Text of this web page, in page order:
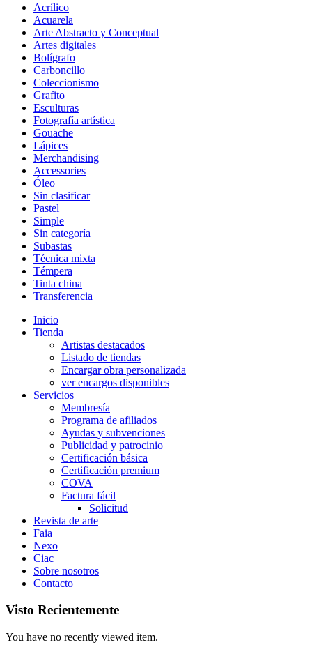
Acrílico
Acuarela
Arte Abstracto y Conceptual
Artes digitales
Bolígrafo
Carboncillo
Coleccionismo
Grafito
Esculturas
Fotografía artística
Gouache
Lápices
Merchandising
Accessories
Óleo
Sin clasificar
Pastel
Simple
Sin categoría
Subastas
Técnica mixta
Témpera
Tinta china
Transferencia
Inicio
Tienda
Artistas destacados
Listado de tiendas
Encargar obra personalizada
ver encargos disponibles
Servicios
Membresía
Programa de afiliados
Ayudas y subvenciones
Publicidad y patrocinio
Certificación básica
Certificación premium
COVA
Factura fácil
Solicitud
Revista de arte
Faia
Nexo
Ciac
Sobre nosotros
Contacto
Visto Recientemente
You have no recently viewed item.